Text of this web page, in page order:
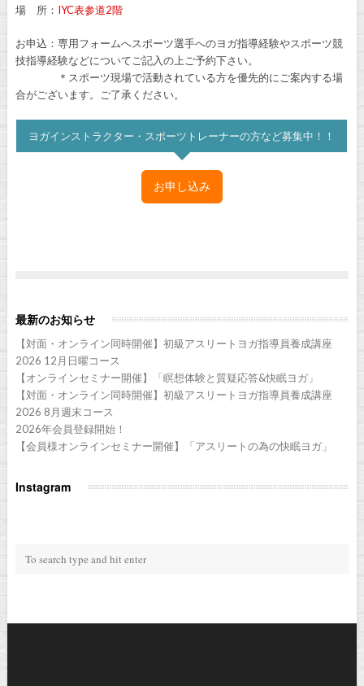
場 所： IYC表参道2階
お申込：専用フォームへスポーツ選手へのヨガ指導経験やスポーツ競
技指導経験などについてご記入の上ご予約下さい。
＊スポーツ現場で活動されている方を優先的にご案内する場
合がございます。ご了承ください。
ヨガインストラクター・スポーツトレーナーの方など募集中！！
お申し込み
最新のお知らせ
【対面・オンライン同時開催】初級アスリートヨガ指導員養成講座
2026 12月日曜コース
【オンラインセミナー開催】「瞑想体験と質疑応答&快眠ヨガ」
【対面・オンライン同時開催】初級アスリートヨガ指導員養成講座
2026 8月週末コース
2026年会員登録開始！
【会員様オンラインセミナー開催】「アスリートの為の快眠ヨガ」
Instagram